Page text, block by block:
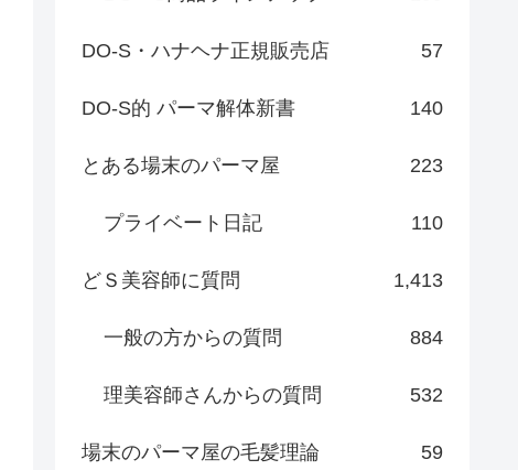
DO-S・ハナヘナ正規販売店 57
DO-S的 パーマ解体新書 140
とある場末のパーマ屋 223
プライベート日記 110
どＳ美容師に質問 1,413
一般の方からの質問 884
理美容師さんからの質問 532
場末のパーマ屋の毛髪理論 59